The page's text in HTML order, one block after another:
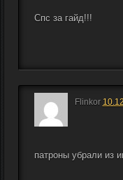
Спс за гайд!!!
Flinkor
патроны убрали из